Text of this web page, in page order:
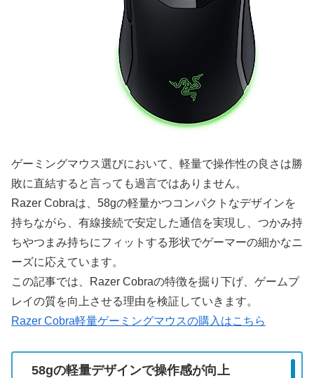
ゲーミングマウス選びにおいて、軽量で操作性の良さは勝
敗に直結すると言っても過言ではありません。
Razer Cobraは、58gの軽量かつコンパクトなデザインを
持ちながら、有線接続で安定した通信を実現し、つかみ持
ちやつまみ持ちにフィットする形状でゲーマーの細かなニ
ーズに応えています。
この記事では、Razer Cobraの特徴を掘り下げ、ゲームプ
レイの質を向上させる理由を検証していきます。
Razer Cobra軽量ゲーミングマウスの購入はこちら
58gの軽量デザインで操作感が向上